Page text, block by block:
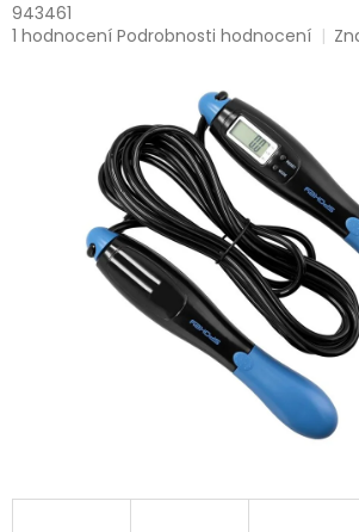
943461
Průměrné
1 hodnocení Podrobnosti hodnocení